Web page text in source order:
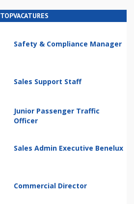
TOPVACATURES
Safety & Compliance Manager
Sales Support Staff
Junior Passenger Traffic
Officer
Sales Admin Executive Benelux
Commercial Director